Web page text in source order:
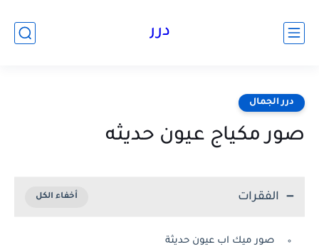
درر
درر الجمال
صور مكياج عيون حديثه
الفقرات
صور ميك اب عيون حديثة